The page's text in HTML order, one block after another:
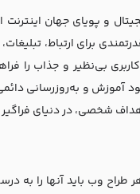
و پویای جهان
برای ارتباط،
بی‌نظیر و جذاب را
آموزش و به‌روزرسانی
شخصی، در دنیای
وب باید آنها را به